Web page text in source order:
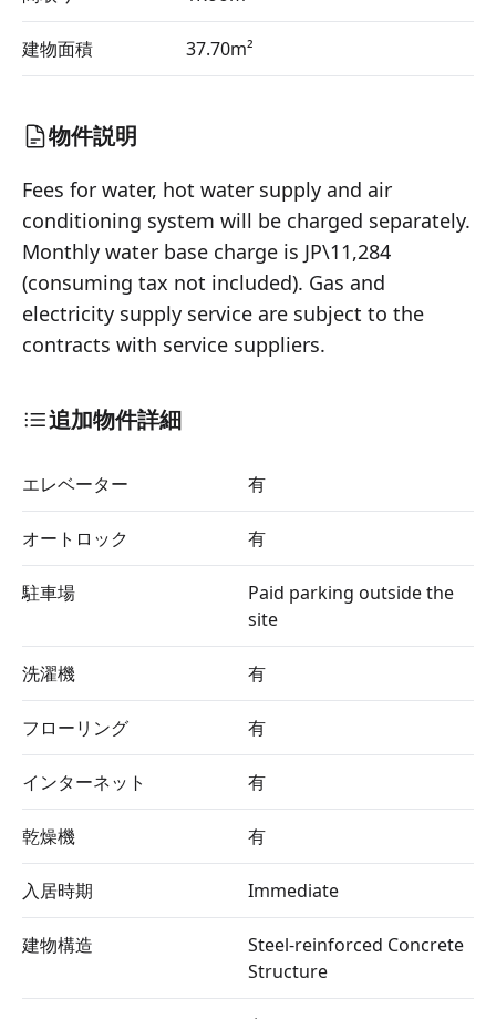
建物面積 37.70m²
物件説明
Fees for water, hot water supply and air
conditioning system will be charged separately.
Monthly water base charge is JP\11,284
(consuming tax not included). Gas and
electricity supply service are subject to the
contracts with service suppliers.
追加物件詳細
エレベーター 有
オートロック 有
駐車場
Paid parking outside the
site
洗濯機 有
フローリング 有
インターネット 有
乾燥機 有
入居時期 Immediate
建物構造
Steel-reinforced Concrete
Structure